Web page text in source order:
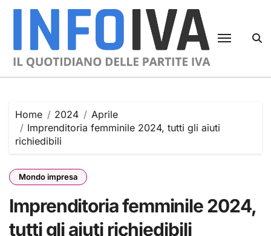
Skip
Home 2024
Aprile
Imprenditoria femminile 2024, tutti gli aiuti
richiedibili
Mondo impresa
Imprenditoria femminile 2024,
tutti gli aiuti richiedibili